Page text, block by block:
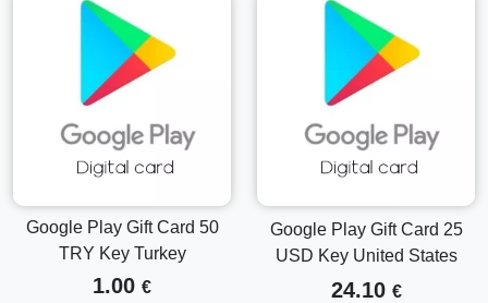
ενημερωθεί. Ξεκινήστε τις αγορές!
Εξερευνήστε Άλλες Αξίες
Αν θέλετε να εξερευνήσετε άλλες επιλογές, σκεφτείτε τη
Δωροκάρτα Google Play 5 USD Κωδικός Ηνωμένες
Πολιτείεςή τηΔωροκάρτα Google Play 15 USD Κωδικός
δώρων.
Ενισχύστε τη Ψηφιακή σας Ζωή με την
Google Play
Google Play Gift Card 50
TRY Key Turkey
1.00 €
Google Play Gift Card 25
USD Key United States
24.10 €